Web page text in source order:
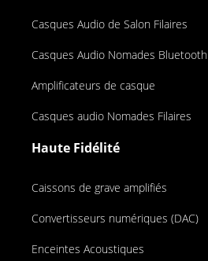
Casques Audio de Salon Filaires
Casques Audio Nomades Bluetooth
Amplificateurs de casque
Casques audio Nomades Filaires
Haute Fidélité
Caissons de grave amplifiés
Convertisseurs numériques (DAC)
Enceintes Acoustiques